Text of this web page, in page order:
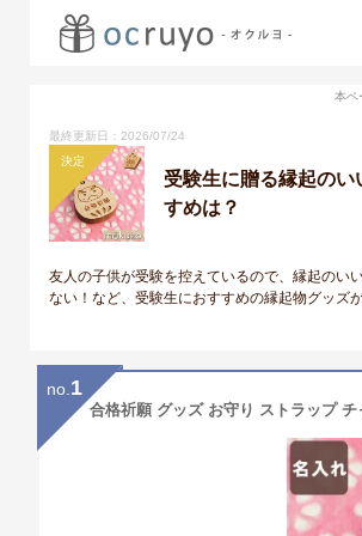
本ペ
最終更新日：2026/07/24
決定
受験生に贈る縁起の
すめは？
友人の子供が受験を控えているので、縁起のい
ない！など、受験生におすすめの縁起物グッズ
no. 1